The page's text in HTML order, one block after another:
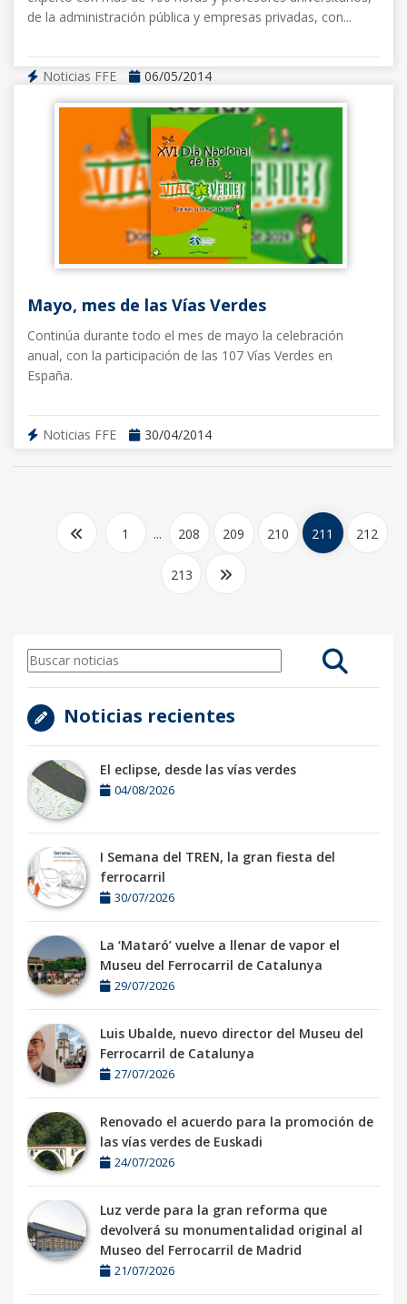
de la administración pública y empresas privadas, con...
Noticias FFE 06/05/2014
Mayo, mes de las Vías Verdes
Continúa durante todo el mes de mayo la celebración
anual, con la participación de las 107 Vías Verdes en
España.
Noticias FFE 30/04/2014
1 ... 208 209 210 211 212
213
Noticias recientes
El eclipse, desde las vías verdes
04/08/2026
I Semana del TREN, la gran fiesta del
ferrocarril
30/07/2026
La ‘Mataró’ vuelve a llenar de vapor el
Museu del Ferrocarril de Catalunya
29/07/2026
Luis Ubalde, nuevo director del Museu del
Ferrocarril de Catalunya
27/07/2026
Renovado el acuerdo para la promoción de
las vías verdes de Euskadi
24/07/2026
Luz verde para la gran reforma que
devolverá su monumentalidad original al
Museo del Ferrocarril de Madrid
21/07/2026